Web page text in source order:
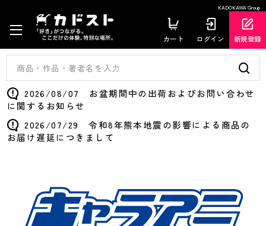
KADOKAWA Group
カート ログイン 新規登録
2026/08/07 お盆期間中の出荷およびお問い合わせ
に関するお知らせ
2026/07/29 令和8年熊本地震の影響による商品の
お届け遅延につきまして